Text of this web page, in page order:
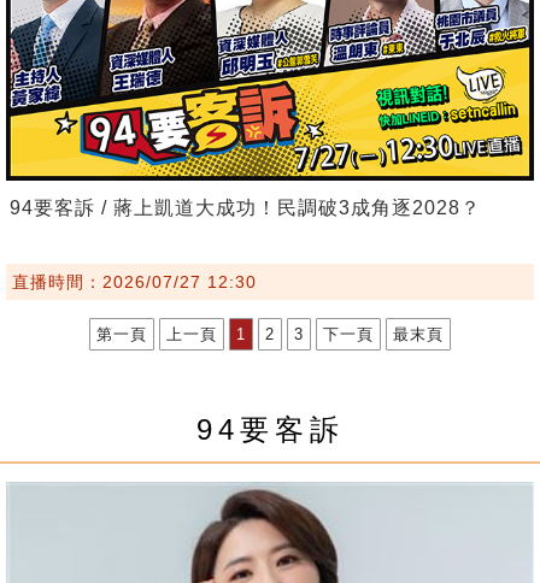
94要客訴 / 蔣上凱道大成功！民調破3成角逐2028？
直播時間：2026/07/27 12:30
第一頁 上一頁 1 2 3 下一頁 最末頁
94要客訴